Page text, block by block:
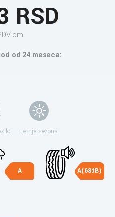
RSD
om
od 24 meseca:
Letnja sezona
A A(68dB)